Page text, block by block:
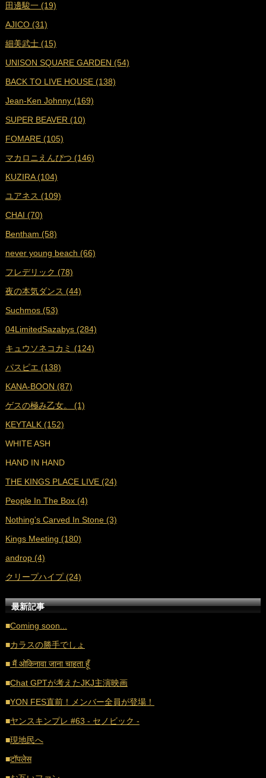
■2023年7月 (16)
■2023年6月 (18)
■2023年5月 (19)
■2023年4月 (18)
■2023年3月 (19)
■2023年2月 (17)
■2023年1月 (17)
■2022年12月 (19)
■2022年11月 (19)
■2022年10月 (16)
■2022年9月 (18)
■2022年8月 (18)
■2022年7月 (18)
■2022年6月 (17)
■2022年5月 (17)
■2022年4月 (16)
■2022年3月 (18)
■2022年2月 (16)
■2022年1月 (17)
■2021年12月 (25)
■2021年11月 (23)
■2021年10月 (25)
■2021年9月 (29)
■2021年8月 (31)
■2021年7月 (38)
■2021年6月 (36)
■2021年5月 (27)
■2021年4月 (35)
■2021年3月 (33)
■2021年2月 (32)
■2021年1月 (38)
■2020年12月 (21)
田邊駿一 (19)
AJICO (31)
細美武士 (15)
UNISON SQUARE GARDEN (54)
BACK TO LIVE HOUSE (138)
Jean-Ken Johnny (169)
SUPER BEAVER (10)
FOMARE (105)
マカロニえんぴつ (146)
KUZIRA (104)
ユアネス (109)
CHAI (70)
Bentham (58)
never young beach (66)
フレデリック (78)
夜の本気ダンス (44)
Suchmos (53)
04LimitedSazabys (284)
キュウソネコカミ (124)
パスピエ (138)
KANA-BOON (87)
ゲスの極み乙女。 (1)
KEYTALK (152)
WHITE ASH
HAND IN HAND
THE KINGS PLACE LIVE (24)
People In The Box (4)
Nothing's Carved In Stone (3)
Kings Meeting (180)
androp (4)
クリープハイプ (24)
最新記事
■Coming soon...
■カラスの勝手でしょ
■मैं ओकिनावा जाना चाहता हूँ
■Chat GPTが考えたJKJ主演映画
■YON FES直前！メンバー全員が登場！
■ヤンスキンプレ #63 - セノビック -
■現地民へ
■टॉपलेस